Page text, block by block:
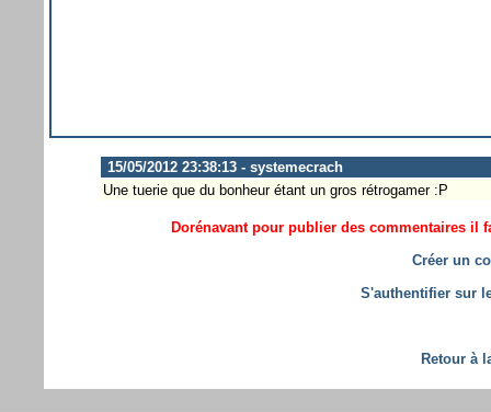
15/05/2012 23:38:13 - systemecrach
Une tuerie que du bonheur étant un gros rétrogamer :P
Dorénavant pour publier des commentaires il
Créer un
S'authentifier sur
Retour à